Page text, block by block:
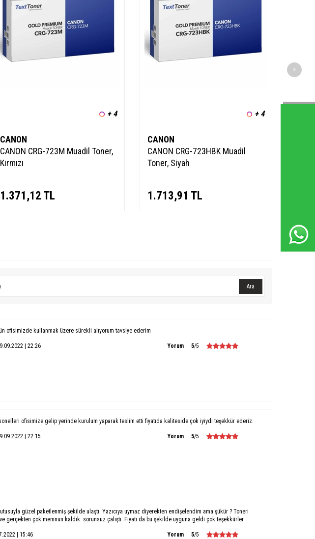
+ 4
CANON
CANON CRG-723M Muadil Toner,
Kırmızı
1.371,12 TL
+ 4
CANON
CANON CRG-723HBK Muadil
Toner, Siyah
1.713,91 TL
Ara
ofisimizde kullanmak üzere sürekli alıyorum tavsiye ederim
| 22:26 Yorum 5/5
ofisimize gelip yerinde kurulum yaparak teslim etti fiyatıda kaliteside çok iyiydi teşekkür ederiz.
| 22:15 Yorum 5/5
güzel paketlenmiş şekilde ulaştı. Yazıcıya uymaz diyerekten endişelendim ama şükür ? Toneri
ve gerçekten çok memnun kaldık. sorunsuz çalıştı. Fiyatı da bu şekilde uyguna geldi çok teşekkürler
| 15:46 Yorum 5/5